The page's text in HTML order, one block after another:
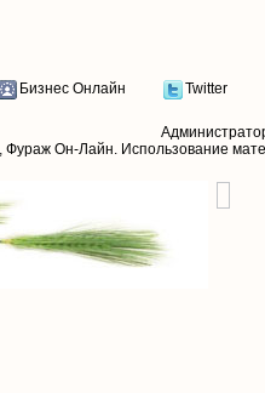
Бизнес Онлайн Twitter
Фураж Он-Лайн. Использование